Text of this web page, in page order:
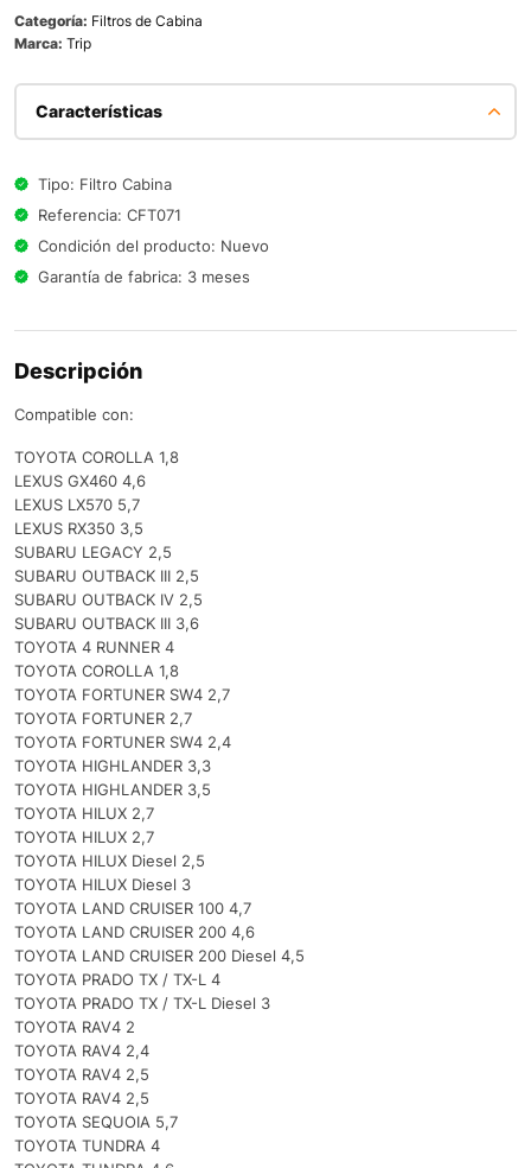
Categoría: Filtros de Cabina
Marca: Trip
Características
Tipo: Filtro Cabina
Referencia: CFT071
Condición del producto: Nuevo
Garantía de fabrica: 3 meses
Descripción
Compatible con:
TOYOTA COROLLA 1,8
LEXUS GX460 4,6
LEXUS LX570 5,7
LEXUS RX350 3,5
SUBARU LEGACY 2,5
SUBARU OUTBACK III 2,5
SUBARU OUTBACK IV 2,5
SUBARU OUTBACK III 3,6
TOYOTA 4 RUNNER 4
TOYOTA COROLLA 1,8
TOYOTA FORTUNER SW4 2,7
TOYOTA FORTUNER 2,7
TOYOTA FORTUNER SW4 2,4
TOYOTA HIGHLANDER 3,3
TOYOTA HIGHLANDER 3,5
TOYOTA HILUX 2,7
TOYOTA HILUX 2,7
TOYOTA HILUX Diesel 2,5
TOYOTA HILUX Diesel 3
TOYOTA LAND CRUISER 100 4,7
TOYOTA LAND CRUISER 200 4,6
TOYOTA LAND CRUISER 200 Diesel 4,5
TOYOTA PRADO TX / TX-L 4
TOYOTA PRADO TX / TX-L Diesel 3
TOYOTA RAV4 2
TOYOTA RAV4 2,4
TOYOTA RAV4 2,5
TOYOTA RAV4 2,5
TOYOTA SEQUOIA 5,7
TOYOTA TUNDRA 4